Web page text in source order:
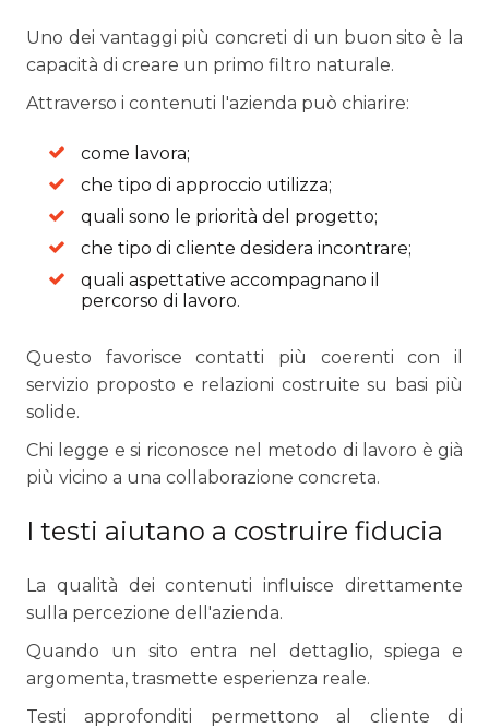
Uno dei vantaggi più concreti di un buon sito è la
capacità di creare un primo filtro naturale.
Attraverso i contenuti l'azienda può chiarire:
come lavora;
che tipo di approccio utilizza;
quali sono le priorità del progetto;
che tipo di cliente desidera incontrare;
quali aspettative accompagnano il
percorso di lavoro.
Questo favorisce contatti più coerenti con il
servizio proposto e relazioni costruite su basi più
solide.
Chi legge e si riconosce nel metodo di lavoro è già
più vicino a una collaborazione concreta.
I testi aiutano a costruire fiducia
La qualità dei contenuti influisce direttamente
sulla percezione dell'azienda.
Quando un sito entra nel dettaglio, spiega e
argomenta, trasmette esperienza reale.
Testi approfonditi permettono al cliente di